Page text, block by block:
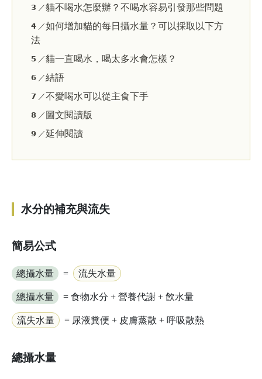
𝟯 ／貓不喝水怎麼辦？不喝水容易引發那些問題
𝟰 ／如何增加貓的每日攝水量？可以採取以下方
法
𝟱 ／貓一直喝水，喝太多水會怎樣？
𝟲 ／結語
𝟳 ／不愛喝水可以從主食下手
𝟴 ／ 圖文閱讀版
𝟵 ／延伸閱讀
水分的補充與流失
簡易公式
總攝水量 = 流失水量
總攝水量 = 食物水分 + 營養代謝 + 飮水量
流失水量 = 尿液糞便 + 皮膚蒸散 + 呼吸散熱
總攝水量